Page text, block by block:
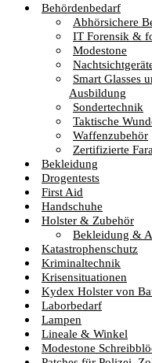
Behördenbedarf
Abhörsichere
IT Forensik &
Modestone
Smart Glasses
Ausbildung
Sondertechnik
Taktische
Waffenzubehör
Zertifizierte
Bekleidung
Drogentests
First Aid
Handschuhe
Holster & Zubehör
Bekleidung &
Katastrophenschutz
Kriminaltechnik
Krisensituationen
Kydex Holster von
Laborbedarf
Lampen
Lineale & Winkel
Modestone